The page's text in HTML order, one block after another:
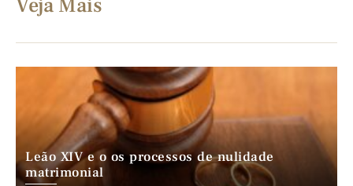
Leão XIV e o os processos de nulidade
matrimonial